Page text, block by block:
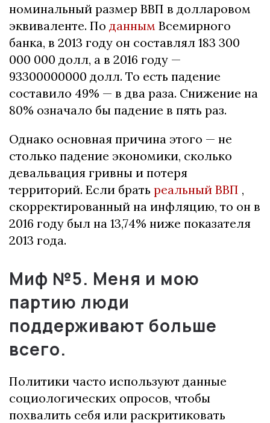
номинальный размер ВВП в долларовом
эквиваленте. По данным Всемирного
банка, в 2013 году он составлял 183 300
000 000 долл, а в 2016 году —
93300000000 долл. То есть падение
составило 49% — в два раза. Снижение на
80% означало бы падение в пять раз.
Однако основная причина этого — не
столько падение экономики, сколько
девальвация гривны и потеря
территорий. Если брать реальный ВВП ,
скорректированный на инфляцию, то он в
2016 году был на 13,74% ниже показателя
2013 года.
Миф №5. Меня и мою
партию люди
поддерживают больше
всего.
Политики часто используют данные
социологических опросов, чтобы
похвалить себя или раскритиковать